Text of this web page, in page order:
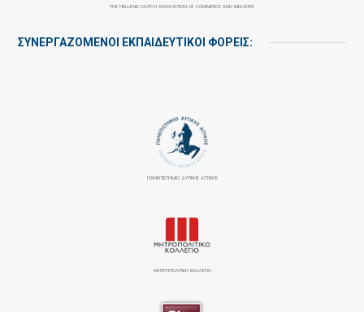
THE HELLENIC-DUTCH ASSOCIATION OF COMMERCE AND INDUSTRY
ΣΥΝΕΡΓΑΖΌΜΕΝΟΙ ΕΚΠΑΙΔΕΥΤΙΚΟΊ ΦΟΡΕΊΣ:
ΠΑΝΕΠΙΣΤΉΜΙΟ ΔΥΤΙΚΉΣ ΑΤΤΙΚΉΣ
ΜΗΤΡΟΠΟΛΙΤΙΚΟ ΚΟΛΛΕΓΙΟ